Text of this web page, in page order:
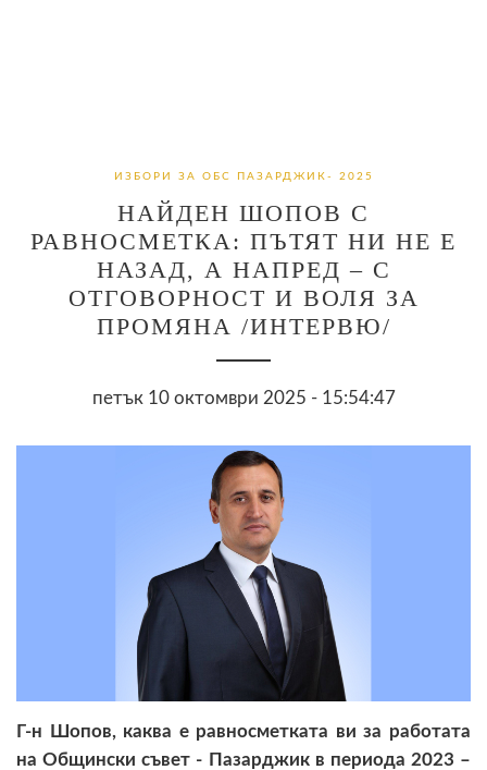
ИЗБОРИ ЗА ОБС ПАЗАРДЖИК- 2025
НАЙДЕН ШОПОВ С
РАВНОСМЕТКА: ПЪТЯТ НИ НЕ Е
НАЗАД, А НАПРЕД – С
ОТГОВОРНОСТ И ВОЛЯ ЗА
ПРОМЯНА /ИНТЕРВЮ/
петък 10 октомври 2025 - 15:54:47
Г-н Шопов, каква е равносметката ви за работата
на Общински съвет - Пазарджик в периода 2023 –